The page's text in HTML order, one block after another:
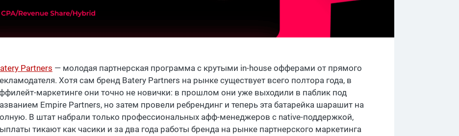
Partners — молодая партнерская программа с крутыми in-house офферами от прямого
Хотя сам бренд Batery Partners на рынке существует всего полтора года, в
маркетинге они точно не новички: в прошлом они уже выходили в паблик под
Empire Partners, но затем провели ребрендинг и теперь эта батарейка шарашит на
В штат набрали только профессиональных афф-менеджеров с native-поддержкой,
тикают как часики и за два года работы бренда на рынке партнерского маркетинга